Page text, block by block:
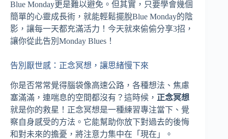
Blue Monday更是難以避免。但其實，只要學會幾個
簡單的心靈成長術，就能輕鬆擺脫Blue Monday的陰
影，讓每一天都充滿活力！今天就來偷偷分享3招，
讓你從此告別Monday Blues！
告別厭世感：正念冥想，讓思緒慢下來
你是否常常覺得腦袋像高速公路，各種想法、焦慮
塞滿滿，連喘息的空間都沒有？這時候， 正念冥想
就是你的救星！正念冥想是一種練習專注當下、覺
察自身感受的方法。它能幫助你放下對過去的後悔
和對未來的擔憂，將注意力集中在「現在」。